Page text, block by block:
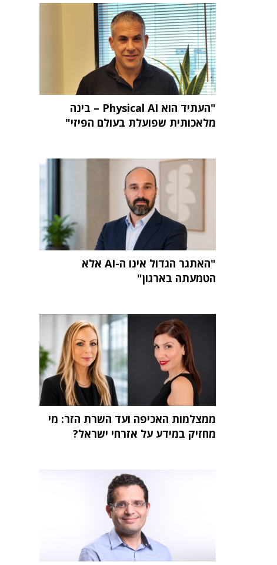
"העתיד הוא Physical AI – בינה
מלאכותית שפועלת בעולם הפיזי"
"האתגר הגדול אינו ה-AI אלא
הטמעתה בארגון"
ממצלמות האכיפה ועד השרת הזר: מי
מחזיק במידע על אזרחי ישראל?